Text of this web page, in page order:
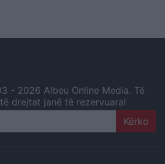
- 2026 Albeu Online Media. Të
drejtat janë të rezervuara!